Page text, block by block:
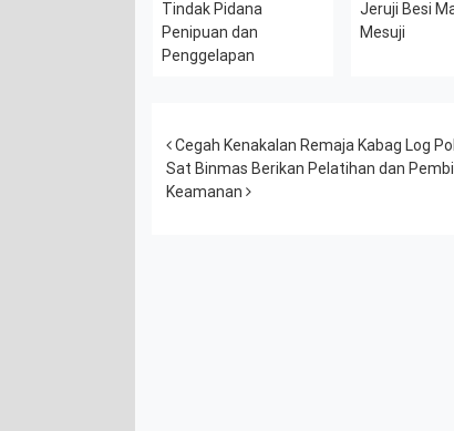
Tindak Pidana
Penipuan dan
Penggelapan
Jeruji Besi
Mesuji
Post navigation
Cegah Kenakalan Remaja Kabag Log
Sat Binmas Berikan Pelatihan dan
Keamanan